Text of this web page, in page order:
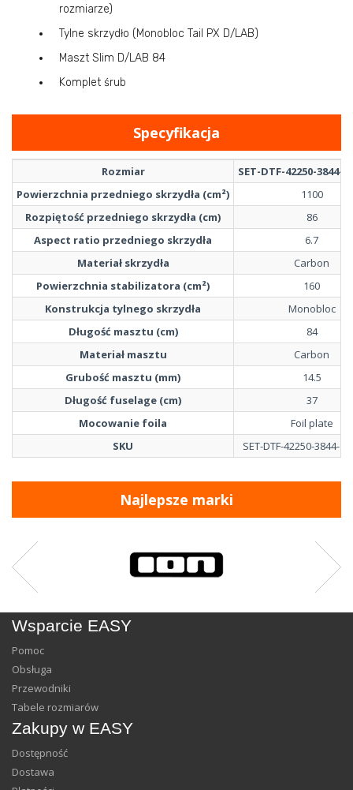
rozmiarze)
Tylne skrzydło (Monobloc Tail PX D/LAB)
Maszt Slim D/LAB 84
Komplet śrub
Specyfikacja
Rozmiar
SET-DTF-42250-3844-
Powierzchnia przedniego skrzydła (cm²)
1100
Rozpiętość przedniego skrzydła (cm)
86
Aspect ratio przedniego skrzydła
6.7
Materiał skrzydła
Carbon
Powierzchnia stabilizatora (cm²)
160
Konstrukcja tylnego skrzydła
Monobloc
Długość masztu (cm)
84
Materiał masztu
Carbon
Grubość masztu (mm)
14.5
Długość fuselage (cm)
37
Mocowanie foila
Foil plate
SKU
SET-DTF-42250-3844-
Najlepsze marki
Wsparcie EASY
Pomoc
Obsługa
Przewodniki
Tabele rozmiarów
Zakupy w EASY
Dostępność
Dostawa